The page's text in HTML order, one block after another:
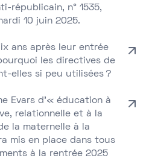
républicain, n° 1535,
10 juin 2025.
ans après leur entrée
les directives de
elles si peu utilisées ?
Evars d’« éducation à
relationnelle et à la
la maternelle à la
mis en place dans tous
à la rentrée 2025